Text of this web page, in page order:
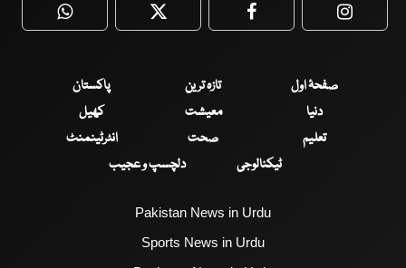
WhatsApp Twitter Facebook
صفحۂ اول تازہ ترین
پاکستان
دنیا
معیشت
کھیل
تعلیم
صحت
انٹرٹینمنٹ
ٹیکنالوجی
دلچسپ و عجیب
Pakistan News in Urdu
Sports News in Urdu